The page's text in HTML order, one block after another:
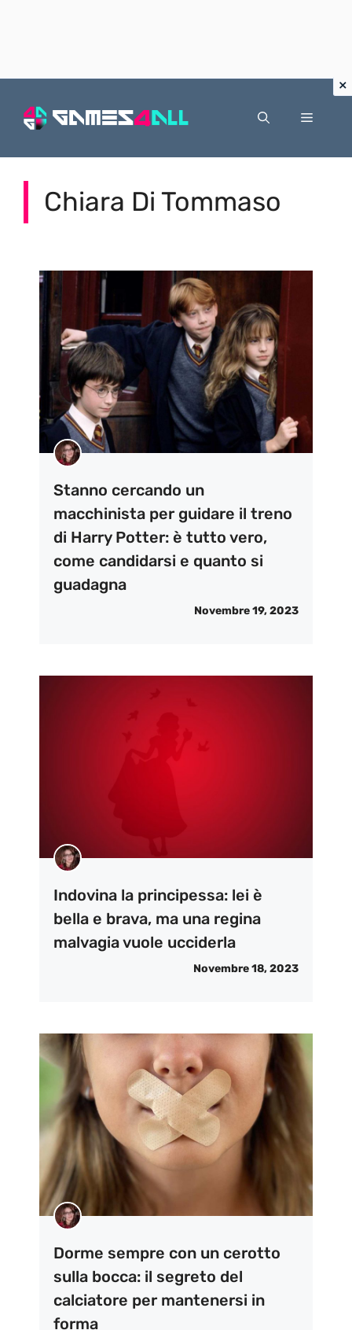
Menu
Chiara Di Tommaso
Stanno cercando un
macchinista per guidare il treno
di Harry Potter: è tutto vero,
come candidarsi e quanto si
guadagna
Novembre 19, 2023
Indovina la principessa: lei è
bella e brava, ma una regina
malvagia vuole ucciderla
Novembre 18, 2023
Dorme sempre con un cerotto
sulla bocca: il segreto del
calciatore per mantenersi in
forma